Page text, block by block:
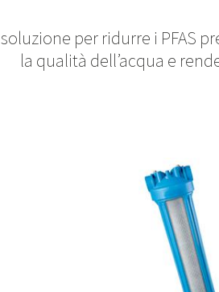
soluzione per ridurre i PFAS
la qualità dell’acqua e